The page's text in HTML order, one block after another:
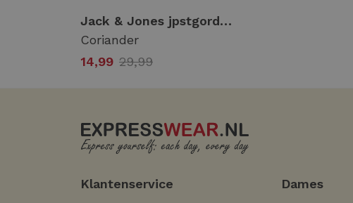
Jack & Jones jpstgordon loui sweat shorts mid Korte broeken coriander
Coriander
14,99 29,99
Klantenservice
Dames